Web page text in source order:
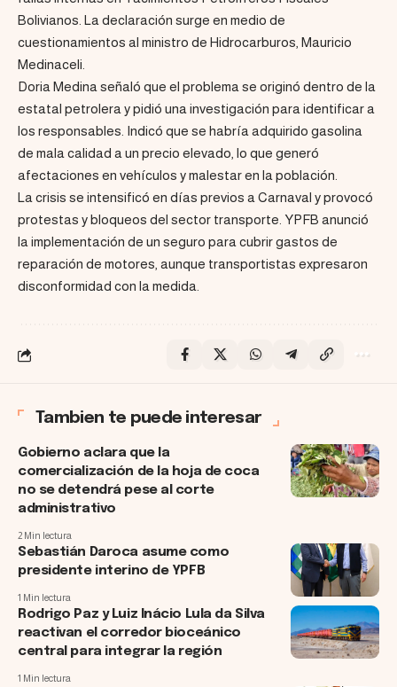
Bolivianos. La declaración surge en medio de
cuestionamientos al ministro de Hidrocarburos, Mauricio
Medinaceli.
Doria Medina señaló que el problema se originó dentro de la
estatal petrolera y pidió una investigación para identificar a
los responsables. Indicó que se habría adquirido gasolina
de mala calidad a un precio elevado, lo que generó
afectaciones en vehículos y malestar en la población.
La crisis se intensificó en días previos a Carnaval y provocó
protestas y bloqueos del sector transporte. YPFB anunció
la implementación de un seguro para cubrir gastos de
reparación de motores, aunque transportistas expresaron
disconformidad con la medida.
Tambien te puede interesar
Gobierno aclara que la
comercialización de la hoja de coca
no se detendrá pese al corte
administrativo
2 Min lectura
Sebastián Daroca asume como
presidente interino de YPFB
1 Min lectura
Rodrigo Paz y Luiz Inácio Lula da Silva
reactivan el corredor bioceánico
central para integrar la región
1 Min lectura